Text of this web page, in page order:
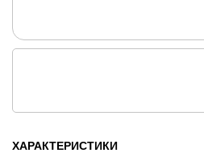
ХАРАКТЕРИСТИКИ